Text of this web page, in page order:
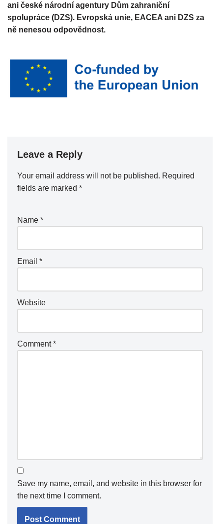
ani české národní agentury Dům zahraniční
spolupráce (DZS). Evropská unie, EACEA ani DZS za
ně nenesou odpovědnost.
Leave a Reply
Your email address will not be published. Required
fields are marked *
Name *
Email *
Website
Comment*
Save my name, email, and website in this browser for
the next time I comment.